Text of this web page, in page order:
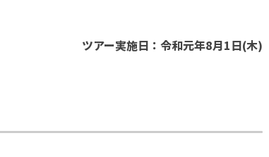
ツアー実施日：令和元年8月1日(木)